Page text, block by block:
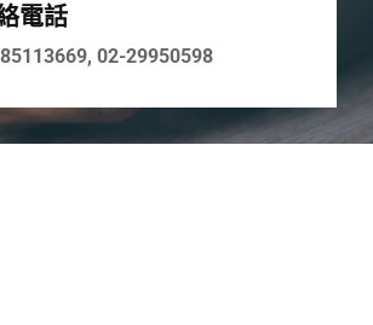
電話
02-29950598